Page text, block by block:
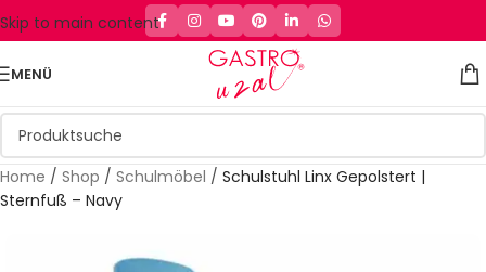
Skip to main content
MENÜ
Home / Shop / Schulmöbel / Schulstuhl Linx Gepolstert |
Sternfuß – Navy